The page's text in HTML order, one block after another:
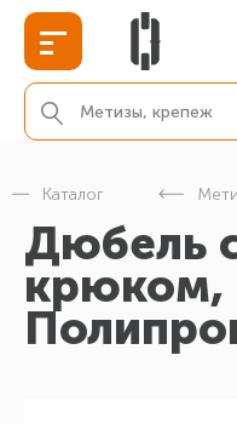
Каталог
Дюбель
крюком,